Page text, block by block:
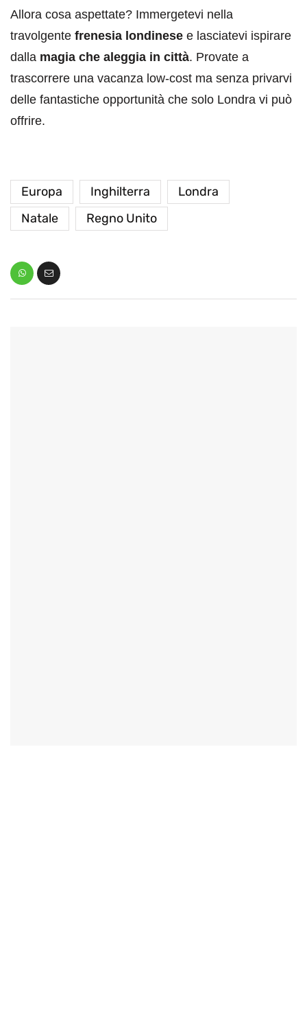
Allora cosa aspettate? Immergetevi nella
travolgente frenesia londinese e lasciatevi ispirare
dalla magia che aleggia in città. Provate a
trascorrere una vacanza low-cost ma senza privarvi
delle fantastiche opportunità che solo Londra vi può
offrire.
Europa Inghilterra
Londra
Natale
Regno Unito